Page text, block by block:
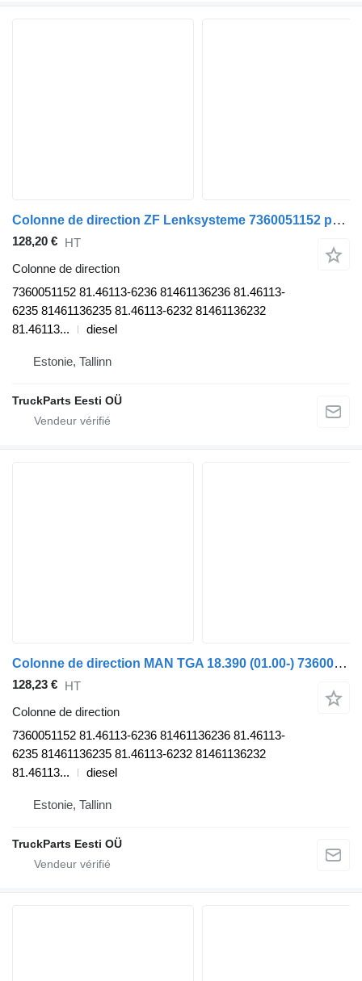
Colonne de direction ZF Lenksysteme 7360051152 pour tracteur routier MAN TGL, TGM, TGS, TGX (2005-2021)
128,20 € HT
Colonne de direction
7360051152 81.46113-6236 81461136236 81.46113-
6235 81461136235 81.46113-6232 81461136232
81.46113...
diesel
Estonie, Tallinn
TruckParts Eesti OÜ
Colonne de direction MAN TGA 18.390 (01.00-) 7360051152 pour tracteur routier MAN 4-series, TGA (1993-2009)
128,23 € HT
Colonne de direction
7360051152 81.46113-6236 81461136236 81.46113-
6235 81461136235 81.46113-6232 81461136232
81.46113...
diesel
Estonie, Tallinn
TruckParts Eesti OÜ